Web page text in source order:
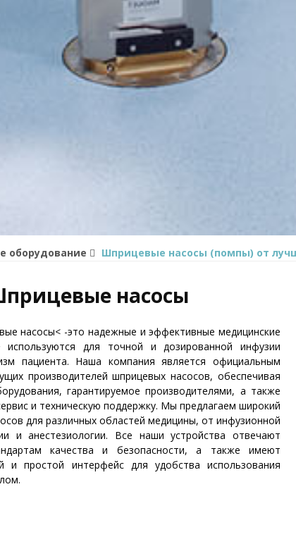
оборудование Шприцевые насосы (помпы) от
насосы
насосы< -это надежные и эффективные медицинские
используются для точной и дозированной инфузии
пациента. Наша компания является официальным
производителей шприцевых насосов, обеспечивая
гарантируемое производителями, а также
и техническую поддержку. Мы предлагаем широкий
для различных областей медицины, от инфузионной
и анестезиологии. Все наши устройства отвечают
качества и безопасности, а также имеют
и простой интерфейс для удобства использования